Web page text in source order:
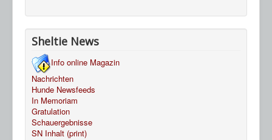
Sheltie News
Info online Magazin
Nachrichten
Hunde Newsfeeds
In Memoriam
Gratulation
Schauergebnisse
SN Inhalt (print)